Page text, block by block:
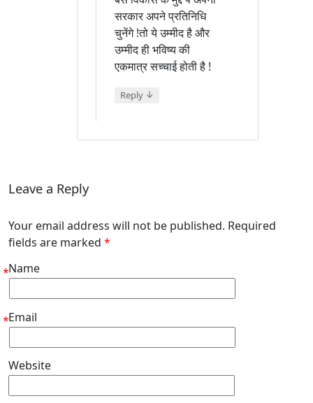
सरकार अपने प्रतिनिधि
चुनेंगे !तो ये उम्मीद है और
उम्मीद ही भविष्य की
एकमात्र सच्चाई होती है !
Reply ↓
Leave a Reply
Your email address will not be published. Required
fields are marked *
Name
*
Email
*
Website